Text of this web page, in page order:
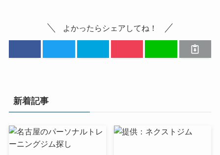
よかったらシェアしてね！
新着記事